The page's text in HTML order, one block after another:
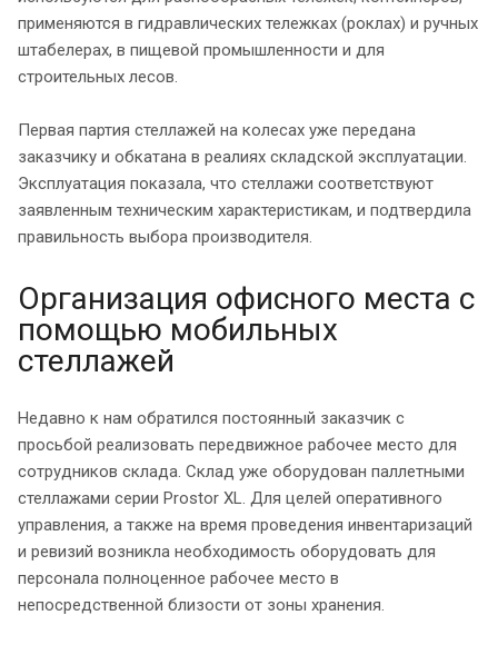
применяются в гидравлических тележках (роклах) и ручных
штабелерах, в пищевой промышленности и для
строительных лесов.
Первая партия стеллажей на колесах уже передана
заказчику и обкатана в реалиях складской эксплуатации.
Эксплуатация показала, что стеллажи соответствуют
заявленным техническим характеристикам, и подтвердила
правильность выбора производителя.
Организация офисного места с
помощью мобильных
стеллажей
Недавно к нам обратился постоянный заказчик с
просьбой реализовать передвижное рабочее место для
сотрудников склада. Склад уже оборудован паллетными
стеллажами серии Prostor XL. Для целей оперативного
управления, а также на время проведения инвентаризаций
и ревизий возникла необходимость оборудовать для
персонала полноценное рабочее место в
непосредственной близости от зоны хранения.